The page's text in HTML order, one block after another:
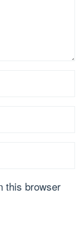
this browser